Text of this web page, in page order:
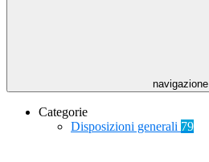
navigazione
Categorie
Disposizioni generali 79